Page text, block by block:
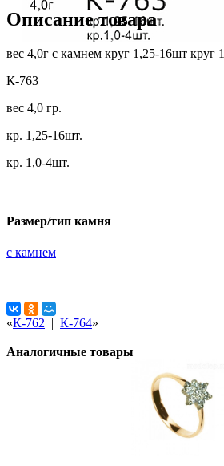
Описание товара
вес 4,0г с камнем круг 1,25-16шт круг
К-763
вес 4,0 гр.
кр. 1,25-16шт.
кр. 1,0-4шт.
Размер/тип камня
с камнем
«К-762 | К-764»
Аналогичные товары